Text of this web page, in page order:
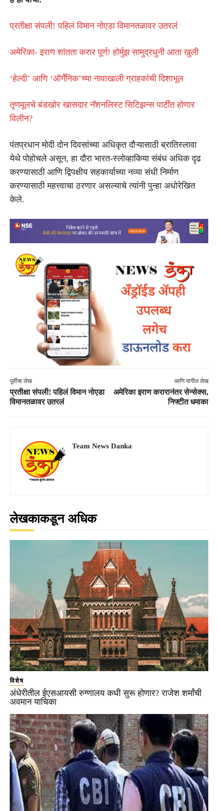
प्रतीक्षा संपली! पहिलं विमान नोएडा विमानतळावर उतरलं
अमेरिका- इराण शांतता करार पूर्ण! होर्मुझ सामुद्रधुनी आता खुली
‘हेल्दी’ आणि ‘ऑर्गॅनिक’च्या नावाखाली ग्राहकांची दिशाभूल
तृणमूलचे बंडखोर खासदार नॅशनलिस्ट सिटिझन्स पार्टीत होणार
विलीन?
पंतप्रधान मोदी दोन दिवसांच्या अधिकृत दौऱ्यासाठी ब्रातिस्लावा
येथे पोहोचले असून, हा दौरा भारत-स्लोव्हाकिया संबंध अधिक दृढ
करण्यासाठी आणि द्विपक्षीय सहकार्याच्या नव्या संधी निर्माण
करण्यासाठी महत्त्वाचा ठरणार असल्याचे त्यांनी पुन्हा अधोरेखित
केले.
पूर्वीचा लेख
प्रतीक्षा संपली! पहिलं विमान नोएडा
विमानतळावर उतरलं
आणि मागील लेख
अमेरिका इराण करारानंतर सेन्सेक्स,
निफ्टीत धमाका
Team News Danka
लेखकाकडून अधिक
विशेष
अंधेरीतील ईएसआयसी रुग्णालय कधी सुरू होणार? राजेश शर्मांची
अवमान याचिका